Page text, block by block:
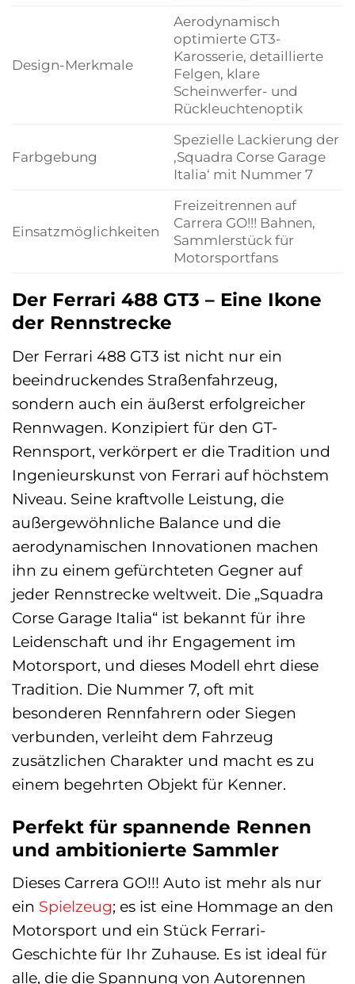
Design-Merkmale
Aerodynamisch
optimierte GT3-
Karosserie, detaillierte
Felgen, klare
Scheinwerfer- und
Rückleuchtenoptik
Farbgebung
Spezielle Lackierung der
‚Squadra Corse Garage
Italia‘ mit Nummer 7
Einsatzmöglichkeiten
Freizeitrennen auf
Carrera GO!!! Bahnen,
Sammlerstück für
Motorsportfans
Der Ferrari 488 GT3 – Eine Ikone
der Rennstrecke
Der Ferrari 488 GT3 ist nicht nur ein
beeindruckendes Straßenfahrzeug,
sondern auch ein äußerst erfolgreicher
Rennwagen. Konzipiert für den GT-
Rennsport, verkörpert er die Tradition und
Ingenieurskunst von Ferrari auf höchstem
Niveau. Seine kraftvolle Leistung, die
außergewöhnliche Balance und die
aerodynamischen Innovationen machen
ihn zu einem gefürchteten Gegner auf
jeder Rennstrecke weltweit. Die „Squadra
Corse Garage Italia“ ist bekannt für ihre
Leidenschaft und ihr Engagement im
Motorsport, und dieses Modell ehrt diese
Tradition. Die Nummer 7, oft mit
besonderen Rennfahrern oder Siegen
verbunden, verleiht dem Fahrzeug
zusätzlichen Charakter und macht es zu
einem begehrten Objekt für Kenner.
Perfekt für spannende Rennen
und ambitionierte Sammler
Dieses Carrera GO!!! Auto ist mehr als nur
ein Spielzeug; es ist eine Hommage an den
Motorsport und ein Stück Ferrari-
Geschichte für Ihr Zuhause. Es ist ideal für
alle, die die Spannung von Autorennen